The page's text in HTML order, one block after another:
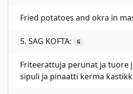
Fried potatoes and okra in
5. SAG KOFTA: G
Friteerattuja perunat ja tuore
sipuli ja pinaatti kerma